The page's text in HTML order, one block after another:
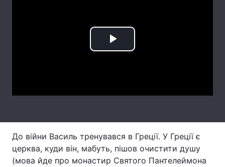
Play
До війни Василь тренувався в Греції. У Греції є
церква, куди він, мабуть, пішов очистити душу
(мова йде про монастир Святого Пантелеймона